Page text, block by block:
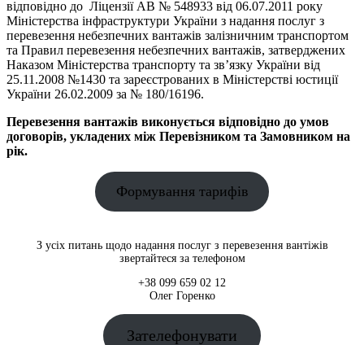
відповідно до Ліцензії АВ № 548933 від 06.07.2011 року
Міністерства інфраструктури України з надання послуг з
перевезення небезпечних вантажів залізничним транспортом
та Правил перевезення небезпечних вантажів, затверджених
Наказом Міністерства транспорту та зв’язку України від
25.11.2008 №1430 та зареєстрованих в Міністерстві юстиції
України 26.02.2009 за № 180/16196.
Перевезення вантажів виконується відповідно до умов
договорів, укладених між Перевізником та Замовником на
рік.
Формування тарифів
З усіх питань щодо надання послуг з перевезення вантіжів
звертайтеся за телефоном
+38 099 659 02 12
Олег Горенко
Зателефонувати